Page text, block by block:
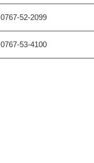
0767-52-2099
0767-53-4100